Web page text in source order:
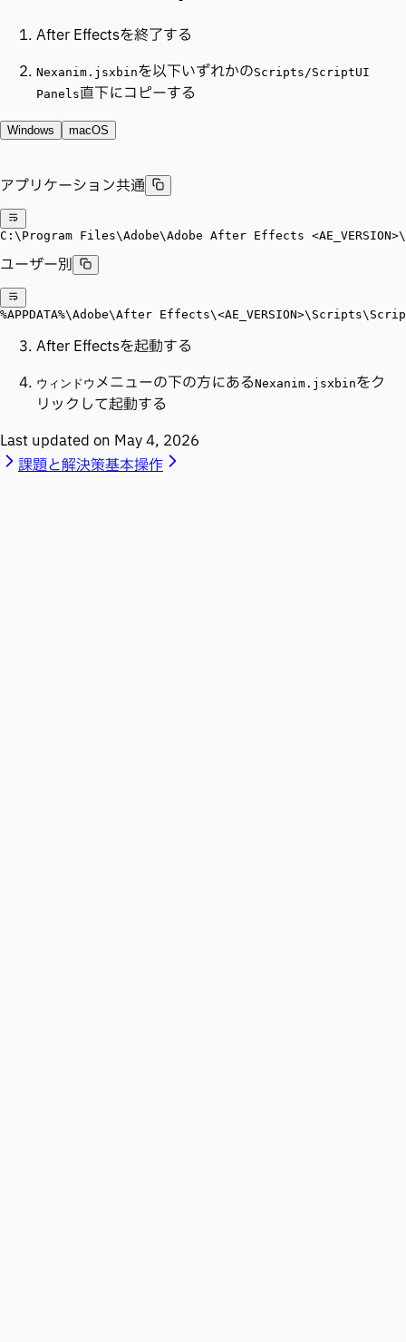
After Effectsを終了する
Nexanim.jsxbinを以下いずれかのScripts/ScriptUI
Panels直下にコピーする
Windows macOS
アプリケーション共通
C:\Program Files\Adobe\Adobe After Effects
ユーザー別
%APPDATA%\Adobe\After
After Effectsを起動する
ウィンドウ メニューの下の方にあるNexanim.jsxbinをク
リックして起動する
Last updated on May 4, 2026
課題と解決策基本操作